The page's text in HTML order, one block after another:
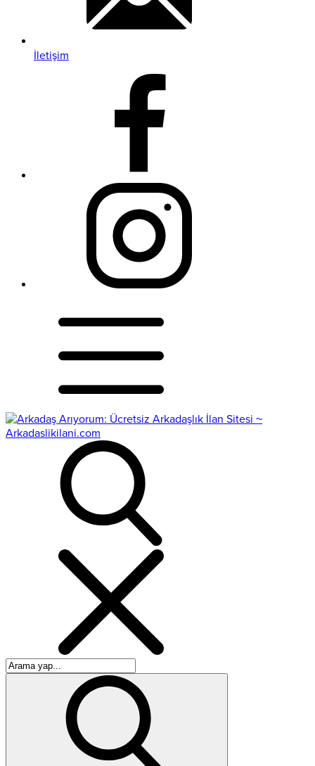
İletişim